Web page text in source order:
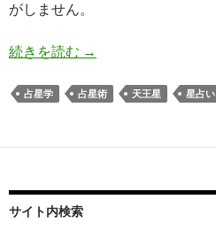
がしません。
続きを読む 始めるよ。なにを？
→
占星学 占星術 天王星 星占い
サイト内検索